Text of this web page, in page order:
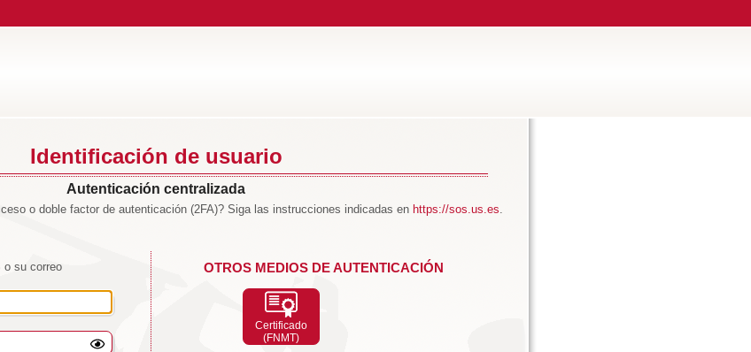
Identificación de usuario
Autenticación centralizada
o doble factor de autenticación (2FA)? Siga las instrucciones indicadas en https://sos.us.es.
o su correo OTROS MEDIOS DE AUTENTICACIÓN
Certificado
(FNMT)